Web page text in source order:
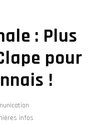
: Plus
pour
!
infos